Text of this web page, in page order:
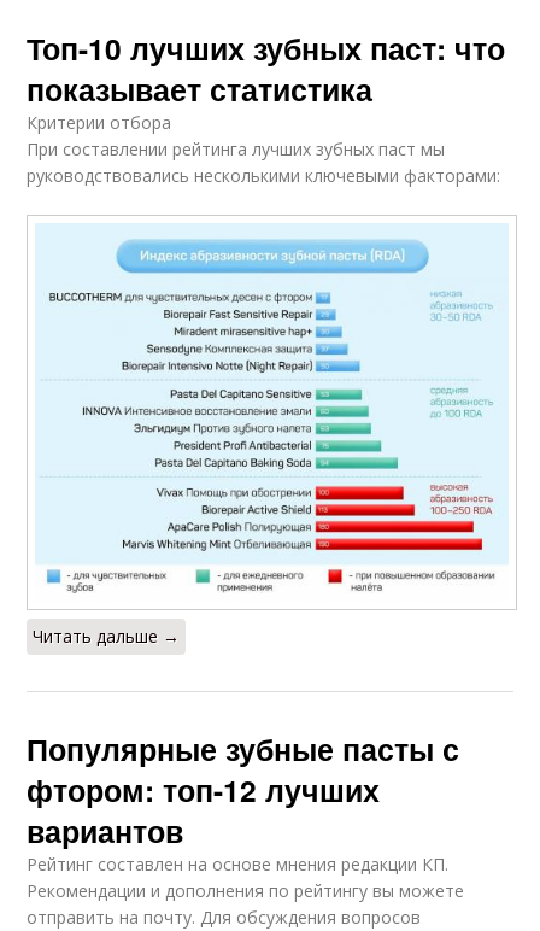
Топ-10 лучших зубных паст: что
показывает статистика
Критерии отбора
При составлении рейтинга лучших зубных паст мы
руководствовались несколькими ключевыми факторами:
Читать дальше →
Популярные зубные пасты с
фтором: топ-12 лучших
вариантов
Рейтинг составлен на основе мнения редакции КП.
Рекомендации и дополнения по рейтингу вы можете
отправить на почту. Для обсуждения вопросов